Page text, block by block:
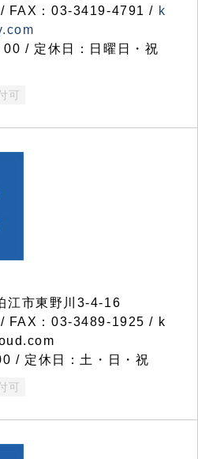
FAX：03-3419-4791 / k
/ 定休日：日曜日・祝
可
市東野川3-4-16
FAX：03-3489-1925 / k
/ 定休日：土・日・祝
可